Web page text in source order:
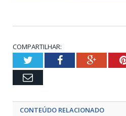
COMPARTILHAR:
TwitterFacebook
Email
CONTEÚDO RELACIONADO